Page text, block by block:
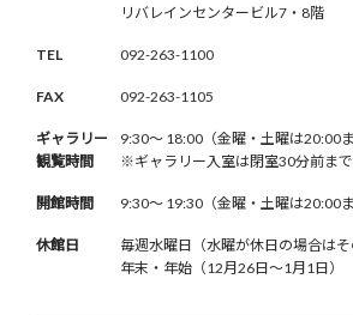
リバレインセンタービル7・8階
TEL 092-263-1100
FAX 092-263-1105
ギャラリー
観覧時間
9:30〜 18:00（金曜・土曜は20:00ま
※ギャラリー入室は閉室30分前まで
開館時間 9:30〜 19:30（金曜・土曜は20:00ま
休館日
毎週水曜日（水曜が休日の場合はそ
年末・年始（12月26日〜1月1日）